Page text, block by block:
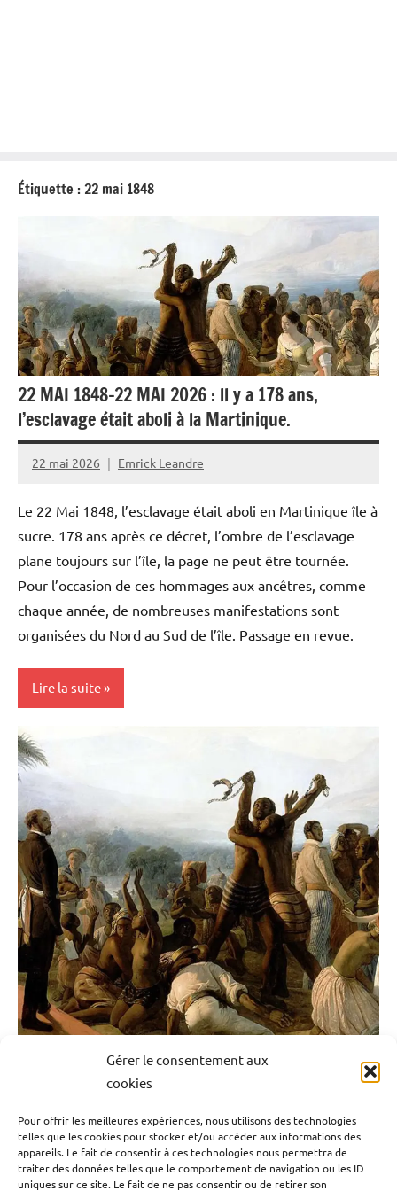
Gérer le consentement aux
cookies
Pour offrir les meilleures expériences, nous utilisons des technologies
telles que les cookies pour stocker et/ou accéder aux informations des
appareils. Le fait de consentir à ces technologies nous permettra de
traiter des données telles que le comportement de navigation ou les ID
uniques sur ce site. Le fait de ne pas consentir ou de retirer son
Étiquette :22 mai 1848
22 MAI 1848-22 MAI 2026 : ll y a 178 ans,
l’esclavage était aboli à la Martinique.
22 mai 2026 Emrick Leandre
Le 22 Mai 1848, l’esclavage était aboli en Martinique île à
sucre. 178 ans après ce décret, l’ombre de l’esclavage
plane toujours sur l’île, la page ne peut être tournée.
Pour l’occasion de ces hommages aux ancêtres, comme
chaque année, de nombreuses manifestations sont
organisées du Nord au Sud de l’île. Passage en revue.
Lire la suite
Antilles-
Guyane
Culture
Esclavage
France
Histoire
Martinique
Outremer
Société
22 MAI 1848-22 MAI 2024 : ll y a 176 ans,
l’esclavage était aboli à la Martinique
22 mai 2024 Emrick Leandre
Le 22 Mai 1848, l’esclavage était aboli en Martinique île à